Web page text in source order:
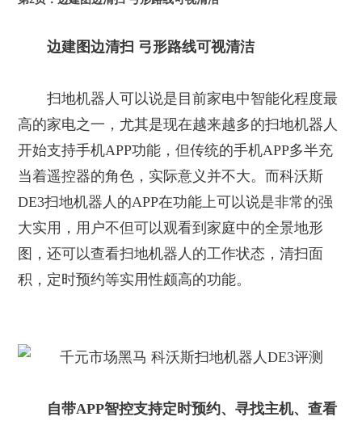
边建图边清扫 弓形路线可视清洁
扫地机器人可以说是目前家电中智能化程度最
高的家电之一，尤其是现在越来越多的扫地机器人
开始支持手机APP功能，但传统的手机APP多半充
当着遥控器的角色，实际意义并不大。而科沃斯
DE3扫地机器人的APP在功能上可以说是非常的强
大实用，用户不但可以观看到家庭中的全景地形
图，还可以查看扫地机器人的工作状态，清扫面
积，定时预约等实用性颇高的功能。
自带APP智控支持定时预约、寻找主机、查看